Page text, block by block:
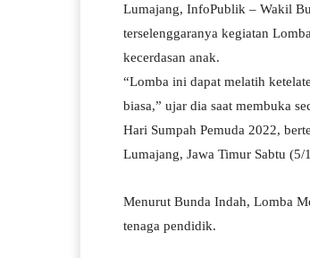
Lumajang, InfoPublik – Wakil
terselenggaranya kegiatan
kecerdasan anak.
“Lomba ini dapat melatih
biasa,” ujar dia saat membuka
Hari Sumpah Pemuda 2022,
Lumajang, Jawa Timur Sabtu (5/
Menurut Bunda Indah, Lomba
tenaga pendidik.